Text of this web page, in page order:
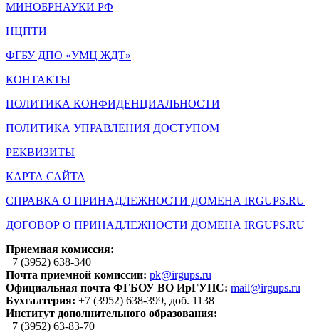
МИНОБРНАУКИ РФ
НЦПТИ
ФГБУ ДПО «УМЦ ЖДТ»
КОНТАКТЫ
ПОЛИТИКА КОНФИДЕНЦИАЛЬНОСТИ
ПОЛИТИКА УПРАВЛЕНИЯ ДОСТУПОМ
РЕКВИЗИТЫ
КАРТА САЙТА
СПРАВКА О ПРИНАДЛЕЖНОСТИ ДОМЕНА IRGUPS.RU
ДОГОВОР О ПРИНАДЛЕЖНОСТИ ДОМЕНА IRGUPS.RU
Приемная комиссия:
+7 (3952) 638-340
Почта приемной комиссии: pk@irgups.ru
Официальная почта ФГБОУ ВО ИрГУПС: mail@irgups.ru
Бухгалтерия: +7 (3952) 638-399, доб. 1138
Институт дополнительного образования:
+7 (3952) 63-83-70